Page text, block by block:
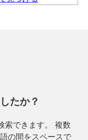
たか？
索できます。 複数
の間をスペースで